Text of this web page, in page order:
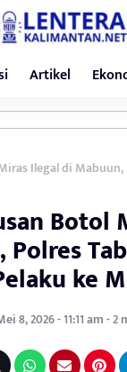
Artikel
Ilegal di
Botol
Polres
ke
8, 2026 - 11:11 am -